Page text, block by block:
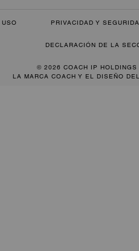
PRIVACIDAD Y
DECLARACIÓN DE LA
© 2026 COACH IP HOLDINGS
LA MARCA COACH Y EL DISEÑO